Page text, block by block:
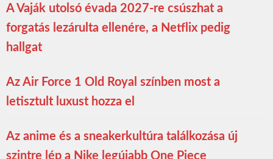
A Vaják utolsó évada 2027-re csúszhat a
forgatás lezárulta ellenére, a Netflix pedig
hallgat
Az Air Force 1 Old Royal színben most a
letisztult luxust hozza el
Az anime és a sneakerkultúra találkozása új
szintre lép a Nike legújabb One Piece